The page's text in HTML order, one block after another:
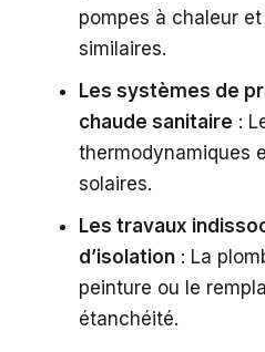
pompes à chaleur
similaires.
Les systèmes de
chaude sanitaire :
thermodynamiques
solaires.
Les travaux
d’isolation : La
peinture ou le
étanchéité.